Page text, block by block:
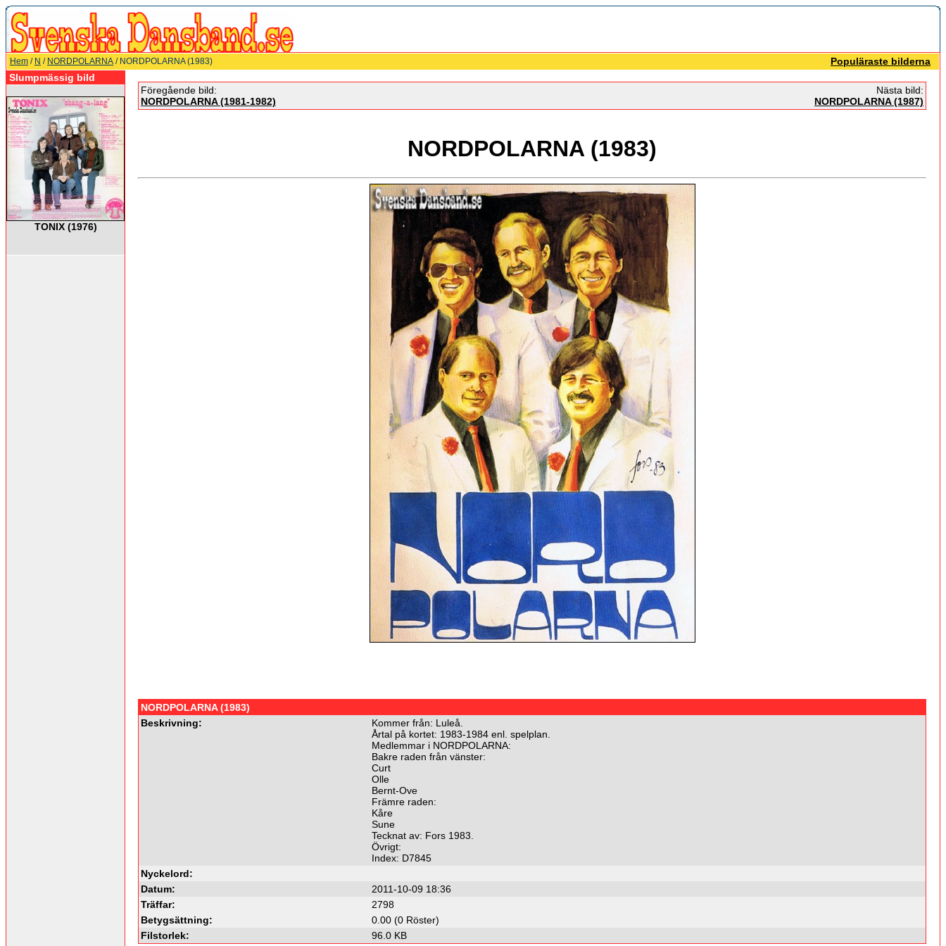
Hem / N / NORDPOLARNA / NORDPOLARNA (1983)
Populäraste bilderna
Slumpmässig bild
TONIX (1976)
Föregående bild:
NORDPOLARNA (1981-1982)
Nästa bild:
NORDPOLARNA (1987)
NORDPOLARNA (1983)
NORDPOLARNA (1983)
Beskrivning:
Kommer från: Luleå.
Årtal på kortet: 1983-1984 enl. spelplan.
Medlemmar i NORDPOLARNA:
Bakre raden från vänster:
Curt
Olle
Bernt-Ove
Främre raden:
Kåre
Sune
Tecknat av: Fors 1983.
Övrigt:
Index: D7845
Nyckelord:
Datum:
2011-10-09 18:36
Träffar:
2798
Betygsättning:
0.00 (0 Röster)
Filstorlek:
96.0 KB